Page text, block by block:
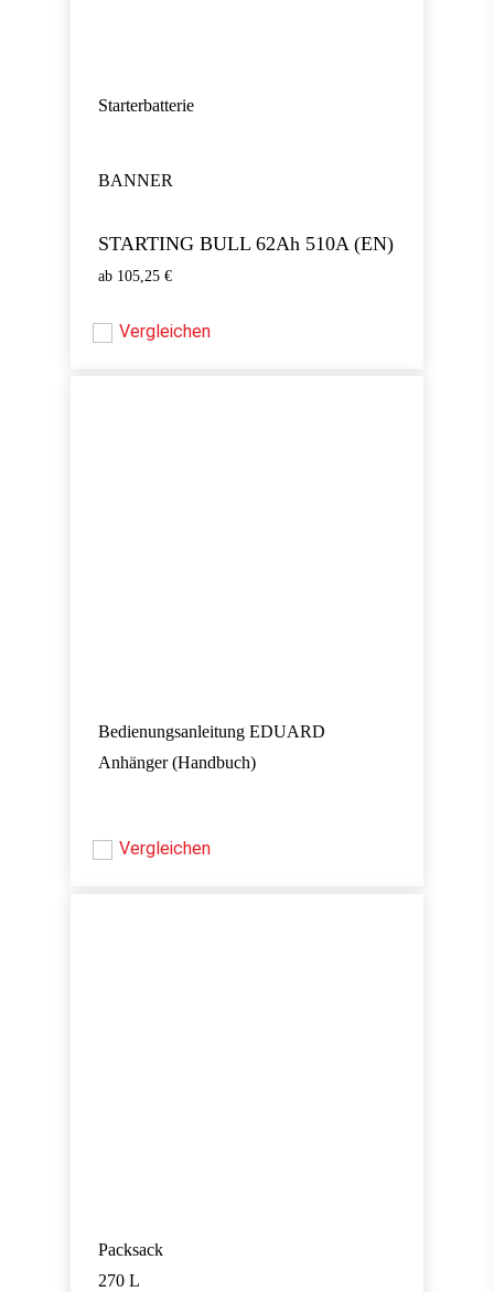
Starterbatterie
BANNER
STARTING BULL 62Ah 510A (EN)
105,25 €
105,25
Vergleichen
Bedienungsanleitung EDUARD
Anhänger (Handbuch)
Vergleichen
Packsack
270 L